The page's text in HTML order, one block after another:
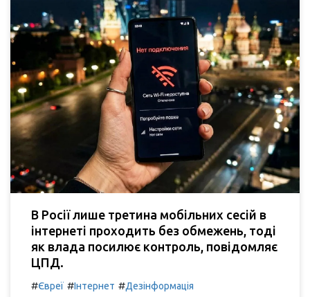
В Росії лише третина мобільних сесій в
інтернеті проходить без обмежень, тоді
як влада посилює контроль, повідомляє
ЦПД.
#Євреї #Інтернет #Дезінформація